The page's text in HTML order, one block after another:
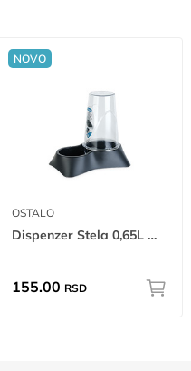
NOVO
OSTALO
Dispenzer Stela 0,65L W
155.00 RSD